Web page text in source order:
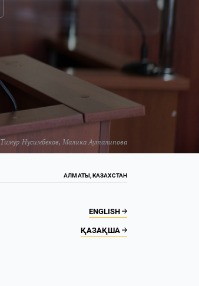
Тимур Нусимбеков, Малика Ауталипова
АЛМАТЫ, КАЗАХСТАН
ENGLISH
ҚАЗАҚША